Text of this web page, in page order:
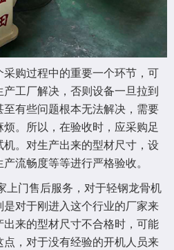
购过程中的重要一个环节，可
工厂解决，否则设备一旦拉到
有些问题根本无法解决，需要
。所以，在验收时，应采购足
。对生产出来的型材尺寸，设
流畅度等等进行严格验收。
上门售后服务，对于轻钢龙骨机
对于刚进入这个行业的厂家来
来的型材尺寸不合格时，可能
，对于没有经验的开机人员来